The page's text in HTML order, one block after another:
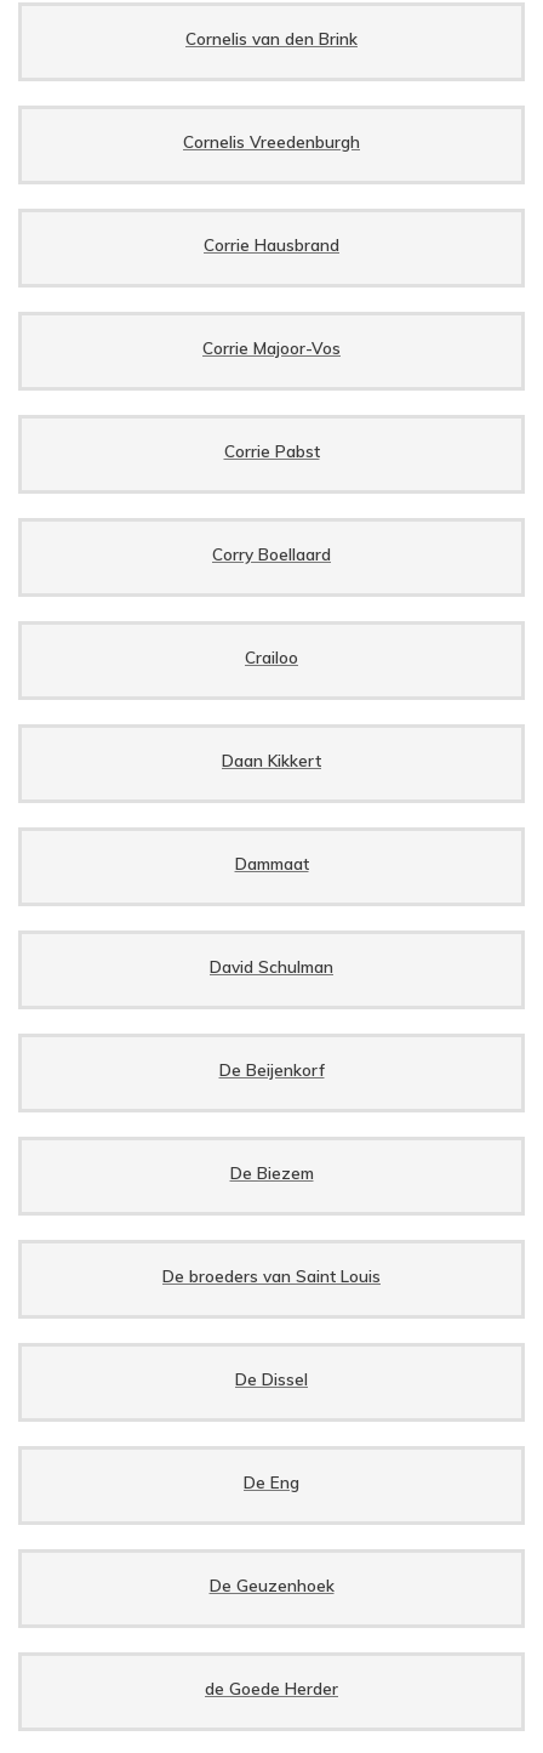
Cornelis van den Brink
Cornelis Vreedenburgh
Corrie Hausbrand
Corrie Majoor-Vos
Corrie Pabst
Corry Boellaard
Crailoo
Daan Kikkert
Dammaat
David Schulman
De Beijenkorf
De Biezem
De broeders van Saint Louis
De Dissel
De Eng
De Geuzenhoek
de Goede Herder